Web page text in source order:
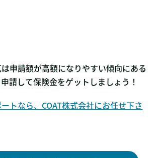
申請額が高額になりやすい傾向にある
請して保険金をゲットしましょう！
トなら、COAT株式会社にお任せ下さ